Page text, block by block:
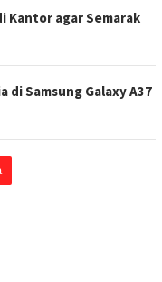
Kantor agar Semarak
di Samsung Galaxy A37